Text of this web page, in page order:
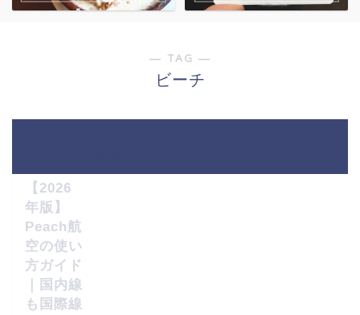
― TAG ―
ビーチ
【2026
年版】
Peach航
空の使い
方ガイド
｜国内線
も国際線